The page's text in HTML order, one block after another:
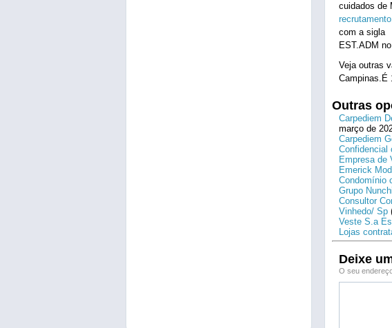
cuidados de
com a sigla
EST.ADM
Veja outras
Campinas.É
Outras
Carpediem
março de
Carpediem
Confidencial
Empresa de
Emerick
Condomínio
Grupo
Consultor
Vinhedo/ Sp
Veste S.a
Lojas
Deixe
O seu